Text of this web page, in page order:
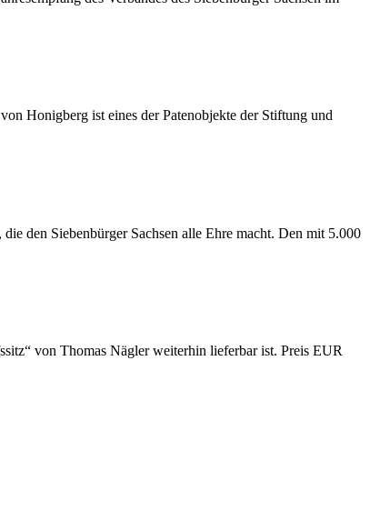
Honigberg ist eines der Patenobjekte der Stiftung und
den Siebenbürger Sachsen alle Ehre macht. Den mit 5.000
von Thomas Nägler weiterhin lieferbar ist. Preis EUR